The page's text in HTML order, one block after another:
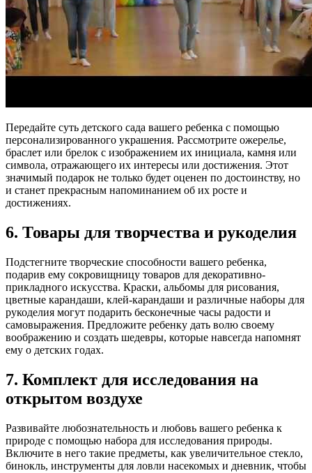
Передайте суть детского сада вашего ребенка с помощью
персонализированного украшения. Рассмотрите ожерелье,
браслет или брелок с изображением их инициала, камня или
символа, отражающего их интересы или достижения. Этот
значимый подарок не только будет оценен по достоинству, но
и станет прекрасным напоминанием об их росте и
достижениях.
6. Товары для творчества и рукоделия
Подстегните творческие способности вашего ребенка,
подарив ему сокровищницу товаров для декоративно-
прикладного искусства. Краски, альбомы для рисования,
цветные карандаши, клей-карандаши и различные наборы для
рукоделия могут подарить бесконечные часы радости и
самовыражения. Предложите ребенку дать волю своему
воображению и создать шедевры, которые навсегда напомнят
ему о детских годах.
7. Комплект для исследования на
открытом воздухе
Развивайте любознательность и любовь вашего ребенка к
природе с помощью набора для исследования природы.
Включите в него такие предметы, как увеличительное стекло,
бинокль, инструменты для ловли насекомых и дневник, чтобы